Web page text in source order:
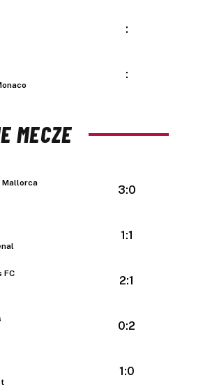
:
:
MECZE
Mallorca
3:0
1:1
FC
2:1
0:2
1:0